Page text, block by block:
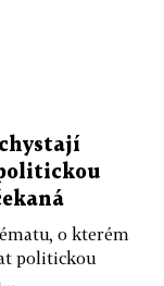
o kterém
politickou